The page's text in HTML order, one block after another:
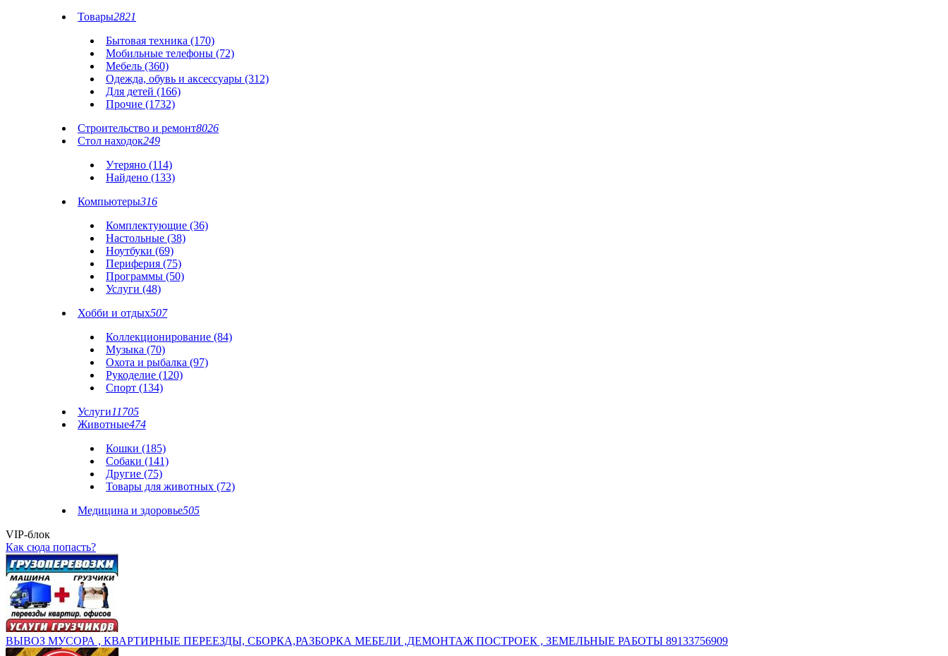
Товары2821
Бытовая техника (170)
Мобильные телефоны (72)
Мебель (360)
Одежда, обувь и аксессуары (312)
Для детей (166)
Прочие (1732)
Строительство и ремонт8026
Стол находок249
Утеряно (114)
Найдено (133)
Компьютеры316
Комплектующие (36)
Настольные (38)
Ноутбуки (69)
Периферия (75)
Программы (50)
Услуги (48)
Хобби и отдых507
Коллекционирование (84)
Музыка (70)
Охота и рыбалка (97)
Рукоделие (120)
Спорт (134)
Услуги11705
Животные474
Кошки (185)
Собаки (141)
Другие (75)
Товары для животных (72)
Медицина и здоровье505
VIP-блок
Как сюда попасть?
ВЫВОЗ МУСОРА , КВАРТИРНЫЕ ПЕРЕЕЗДЫ, СБОРКА,РАЗБОРКА МЕБЕЛИ ,ДЕМОНТАЖ ПОСТРОЕК , ЗЕМЕЛЬНЫЕ РАБОТЫ 89133756909